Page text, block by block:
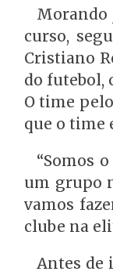
Morando
curso,
Cristiano
do futebol,
O time
que o time
“Somos
um grupo
vamos
clube na
Antes de